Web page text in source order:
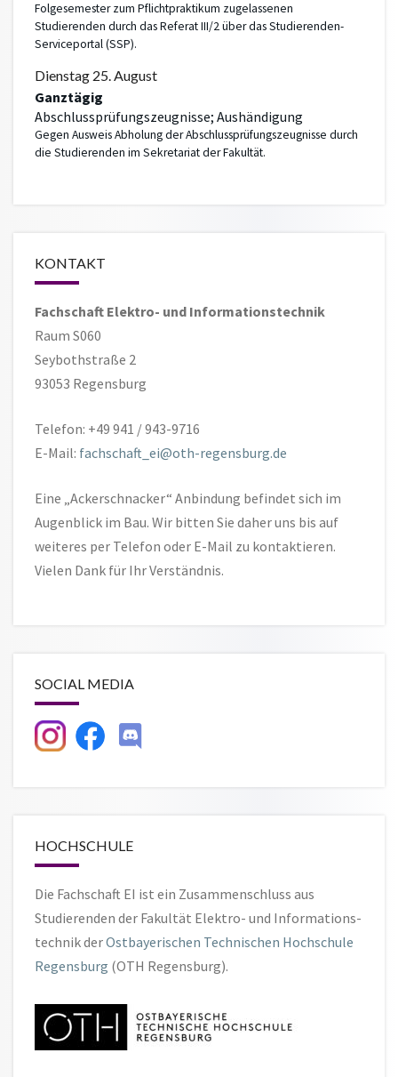
Folgesemester zum Pflichtpraktikum zugelassenen
Studierenden durch das Referat III/2 über das Studierenden-
Serviceportal (SSP).
Dienstag 25.August
Ganztägig
Abschlussprüfungszeugnisse; Aushändigung
Gegen Ausweis Abholung der Abschlussprüfungszeugnisse durch
die Studierenden im Sekretariat der Fakultät.
KONTAKT
Fachschaft Elektro- und Informationstechnik
Raum S060
Seybothstraße 2
93053 Regensburg
Telefon: +49 941 / 943-9716
E-Mail: fachschaft_ei@oth-regensburg.de
Eine „Ackerschnacker“ Anbindung befindet sich im
Augenblick im Bau. Wir bitten Sie daher uns bis auf
weiteres per Telefon oder E-Mail zu kontaktieren.
Vielen Dank für Ihr Verständnis.
SOCIAL MEDIA
HOCHSCHULE
Die Fachschaft EI ist ein Zusammen­schluss aus
Studierenden der Fakultät Elektro- und Informations­
technik derOstbayerischen Technischen Hochschule
Regensburg (OTH Regensburg).